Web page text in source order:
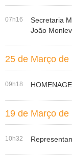
07h16
Secretaria
João
25 de Março de
09h18
19 de Março de
10h32